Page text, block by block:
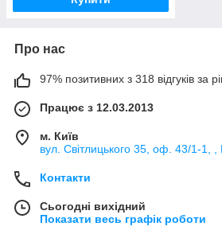
Про нас
97% позитивних з 318 відгуків за
Працює з 12.03.2013
м. Київ
вул. Світлицького 35, оф. 43/1-1, ,
Контакти
Сьогодні вихідний
Показати весь графік роботи